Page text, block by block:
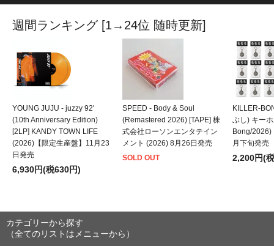
週間ランキング [1→24位 随時更新]
YOUNG JUJU - juzzy 92'
(10th Anniversary Edition)
[2LP] KANDY TOWN LIFE
(2026)【限定生産盤】11月23
日発売
6,930円(税630円)
SPEED - Body & Soul
(Remastered 2026) [TAPE] 株
式会社ローソンエンタテイン
メント (2026) 8月26日発売
SOLD OUT
KILLER-
ぶし) キー
Bong/2026)
月下旬発売
2,200円(
カテゴリーから探す
（全てのリストはメニューから）